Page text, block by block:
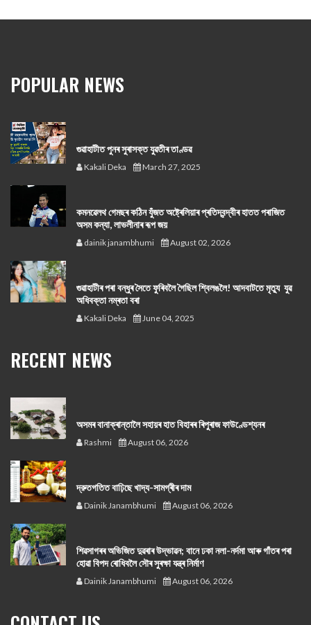
POPULAR NEWS
গুৱাহাটীত পুনৰ সুৰাসক্ত যুৱতীৰ তাণ্ডৱ
Kakali Deka March 27, 2025
কমনৱেলথ গেমছৰ কঠিন যুঁজত অষ্ট্ৰেলিয়াৰ প্ৰতিদ্বন্দ্বীৰ হাতত পৰাজিত
অসম কন্যা, লাভলীনাৰ ৰূপ জয়
dainik janambhumi August 02, 2026
গুৱাহাটীৰ পৰা বন্ধুৰ সৈতে ফুৰিবলৈ গৈছিল শ্বিলঙলৈ! আদবাটতে মৃত্যু যুৱ
অধিবক্তা নম্ৰতা বৰা
Kakali Deka June 04, 2025
RECENT NEWS
অসমৰ বানাক্ৰান্তালৈ সহায়ৰ হাত বিহাৰৰ ৰিপুৰাজ ফাউণ্ডেশ্যনৰ
Rashmi August 06, 2026
দ্রুতগতিত বাঢ়িছে খাদ্য-সামগ্ৰীৰ দাম
Dainik Janambhumi August 06, 2026
শিৱসাগৰৰ অভিজিত দুৱৰাৰ উদ্ভাৱন; বানে ঢকা নলা-নৰ্দমা আৰু গাঁতৰ পৰা
হোৱা বিপদ ৰোধিবলৈ সৌৰ সুৰক্ষা যন্ত্ৰ নিৰ্মাণ
Dainik Janambhumi August 06, 2026